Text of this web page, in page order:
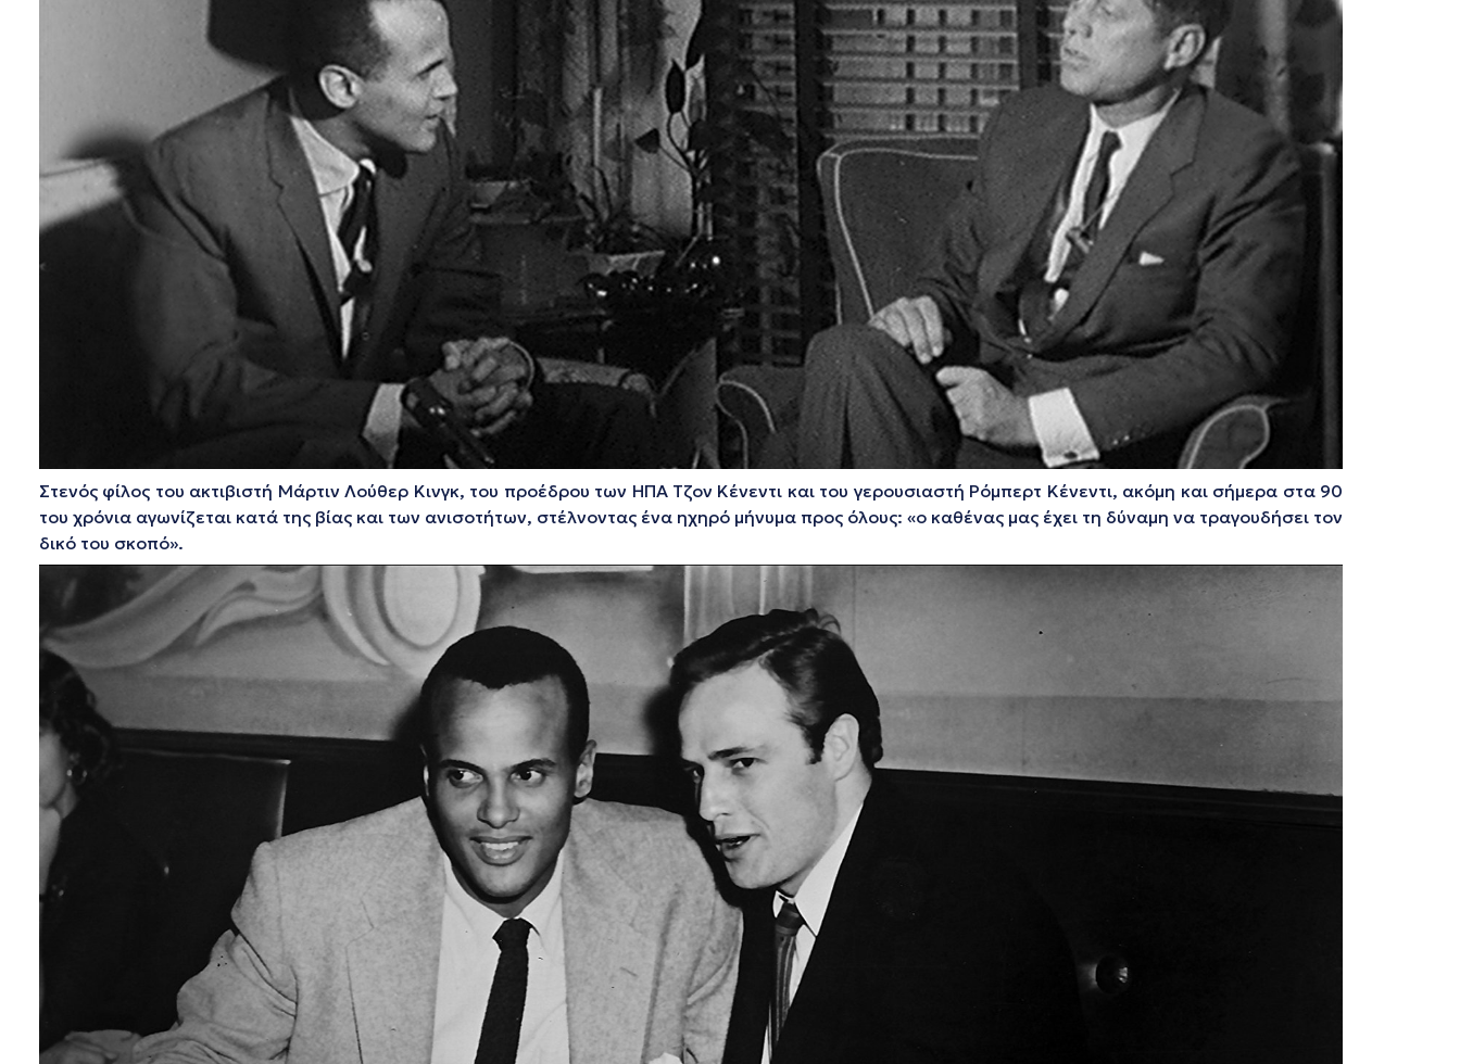
Στενός φίλος του ακτιβιστή Μάρτιν Λούθερ Κινγκ, του προέδρου των ΗΠΑ Τζον Κένεντι και του γερουσιαστή Ρόμπερτ Κένεντι, ακόμη και σήμερα στα 90
του χρόνια αγωνίζεται κατά της βίας και των ανισοτήτων, στέλνοντας ένα ηχηρό μήνυμα προς όλους: «ο καθένας μας έχει τη δύναμη να τραγουδήσει τον
δικό του σκοπό».